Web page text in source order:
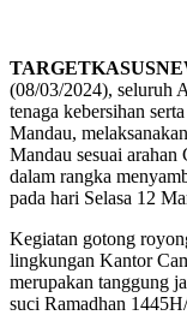
(08/03/2024), seluruh
tenaga kebersihan
Mandau,
Mandau sesuai
dalam rangka
pada hari Selasa 12
Kegiatan gotong
lingkungan Kantor
merupakan tanggung
suci Ramadhan